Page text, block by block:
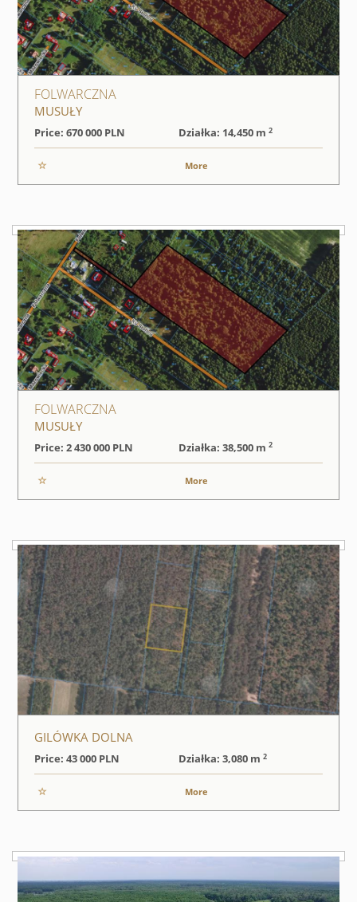
FOLWARCZNA
MUSUŁY
Price: 670 000 PLN Działka: 14,450 m 2
More
FOLWARCZNA
MUSUŁY
Price: 2 430 000 PLN Działka: 38,500 m 2
More
GILÓWKA DOLNA
Price: 43 000 PLN Działka: 3,080 m 2
More